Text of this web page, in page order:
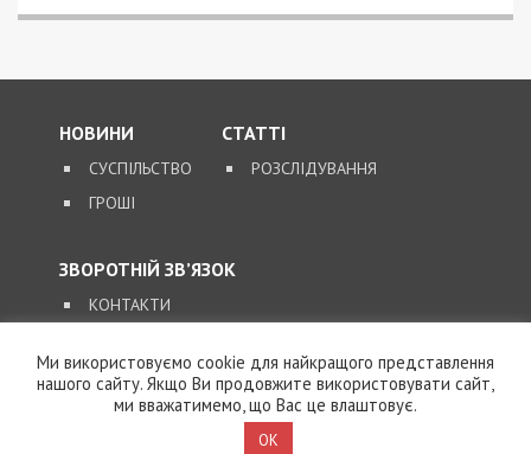
Ми використовуємо cookie для найкращого представлення
нашого сайту. Якщо Ви продовжите використовувати сайт,
ми вважатимемо, що Вас це влаштовує.
OK